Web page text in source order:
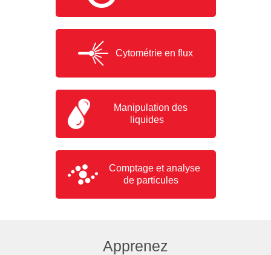
Cytométrie en flux
Manipulation des
liquides
Comptage et analyse
de particules
Apprenez